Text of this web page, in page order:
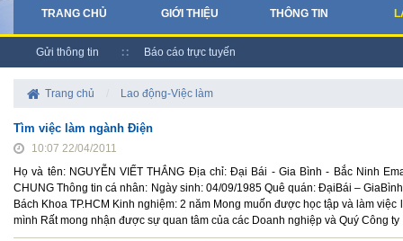
TRANG CHỦ GIỚI THIỆU THÔNG TIN
Gửi thông tin Báo cáo trực tuyến
Trang chủ Lao động-Việc làm
Tìm việc làm ngành Điện
10:07 22/04/2011
Họ và tên: NGUYỄN VIẾT THẮNG Địa chỉ: Đại Bái - Gia Bình - Bắc Ninh
CHUNG Thông tin cá nhân: Ngày sinh: 04/09/1985 Quê quán: ĐạiBái –
Bách Khoa TP.HCM Kinh nghiệm: 2 năm Mong muốn được học tập và làm
mình Rất mong nhận được sự quan tâm của các Doanh nghiệp và Quý Công ty